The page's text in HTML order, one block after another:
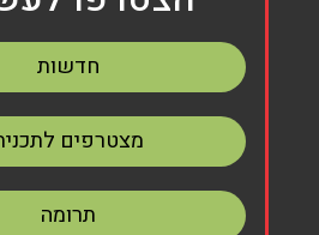
חדשות
מצטרפים
תרומה